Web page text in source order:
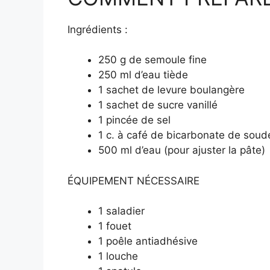
Ingrédients :
250 g de semoule fine
250 ml d’eau tiède
1 sachet de levure boulangère
1 sachet de sucre vanillé
1 pincée de sel
1 c. à café de bicarbonate de
500 ml d’eau (pour ajuster la pâte)
ÉQUIPEMENT NÉCESSAIRE
1 saladier
1 fouet
1 poêle antiadhésive
1 louche